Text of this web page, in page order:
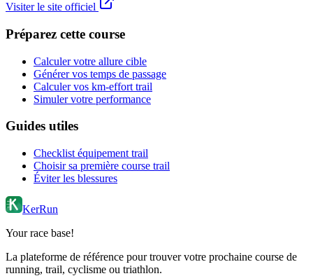
Visiter le site officiel
Préparez cette course
Calculer votre allure cible
Générer vos temps de passage
Calculer vos km-effort trail
Simuler votre performance
Guides utiles
Checklist équipement trail
Choisir sa première course trail
Éviter les blessures
KerRun
Your race base!
La plateforme de référence pour trouver votre prochaine course de
running, trail, cyclisme ou triathlon.